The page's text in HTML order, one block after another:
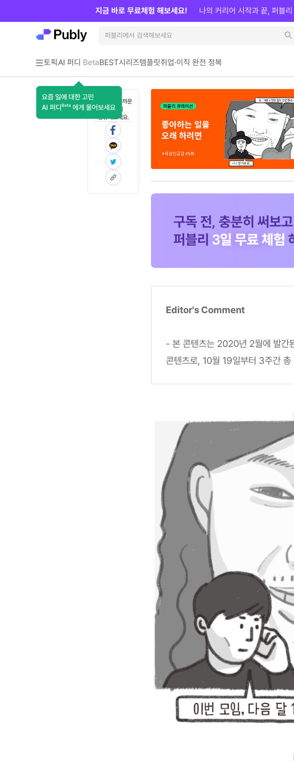
토픽AI 퍼디 Beta
요즘 일에 대한 고민
AI 퍼디 Beta 에게 물어보세요
BEST시리즈템플릿취업·이직 완전 정복
지금 바로 무료체험 해보세요! 나의 커리어 시작과 끝, 퍼블리
혼자 보기 아까운
콘텐츠를
공유해보세요.
Editor's Comment
- 본 콘텐츠는 2020년 2월에 발간
콘텐츠로, 10월 19일부터 3주간